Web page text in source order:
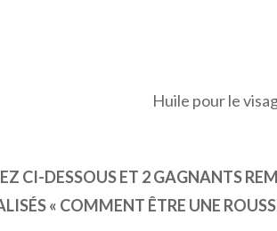
Huile pour le
CI-DESSOUS ET 2 GAGNANTS
« COMMENT ÊTRE UNE